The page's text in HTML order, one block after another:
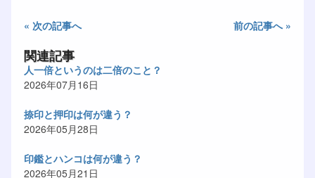
« 次の記事へ 前の記事へ »
関連記事
人一倍というのは二倍のこと？
2026年07月16日
捺印と押印は何が違う？
2026年05月28日
印鑑とハンコは何が違う？
2026年05月21日